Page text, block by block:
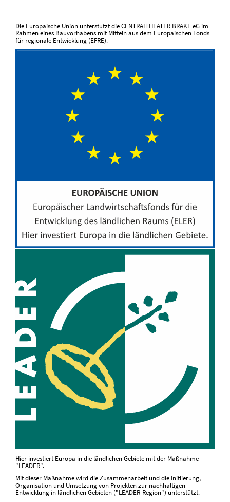
Die Europäische Union unterstützt die CENTRALTHEATER BRAKE eG im
Rahmen eines Bauvorhabens mit Mitteln aus dem Europäischen Fonds
für regionale Entwicklung (EFRE).
Hier investiert Europa in die ländlichen Gebiete mit der Maßnahme
"LEADER".
Mit dieser Maßnahme wird die Zusammenarbeit und die Initiierung,
Organisation und Umsetzung von Projekten zur nachhaltigen
Entwicklung in ländlichen Gebieten ("LEADER-Region") unterstützt.